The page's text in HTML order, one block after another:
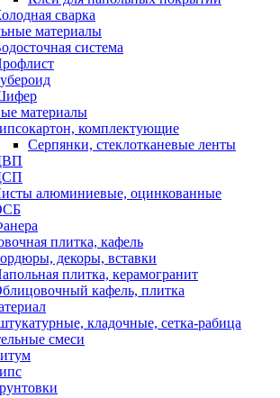
сварка
материалы
система
материалы
комплектующие
Серпянки, стеклотканевые ленты
алюминиевые, оцинкованные
плитка, кафель
декоры, вставки
плитка, керамогранит
кафель, плитка
кладочные, сетка-рабица
смеси